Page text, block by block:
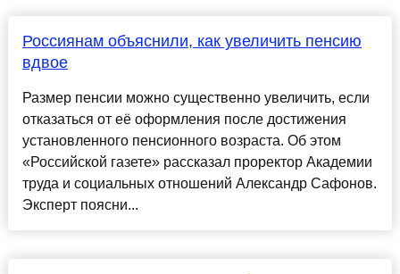
Россиянам объяснили, как увеличить пенсию
вдвое
Размер пенсии можно существенно увеличить, если
отказаться от её оформления после достижения
установленного пенсионного возраста. Об этом
«Российской газете» рассказал проректор Академии
труда и социальных отношений Александр Сафонов.
Эксперт поясни...